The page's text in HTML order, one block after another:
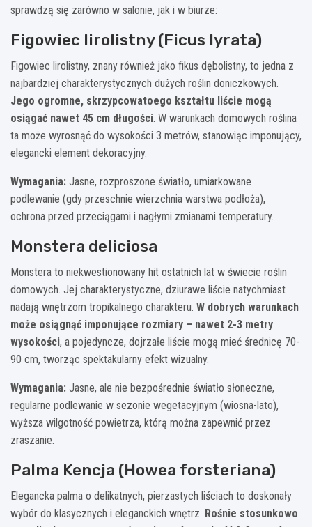
sprawdzą się zarówno w salonie, jak i w biurze:
Figowiec lirolistny (Ficus lyrata)
Figowiec lirolistny, znany również jako fikus dębolistny, to jedna z
najbardziej charakterystycznych dużych roślin doniczkowych.
Jego ogromne, skrzypcowatoego kształtu liście mogą
osiągać nawet 45 cm długości. W warunkach domowych roślina
ta może wyrosnąć do wysokości 3 metrów, stanowiąc imponujący,
elegancki element dekoracyjny.
Wymagania: Jasne, rozproszone światło, umiarkowane
podlewanie (gdy przeschnie wierzchnia warstwa podłoża),
ochrona przed przeciągami i nagłymi zmianami temperatury.
Monstera deliciosa
Monstera to niekwestionowany hit ostatnich lat w świecie roślin
domowych. Jej charakterystyczne, dziurawe liście natychmiast
nadają wnętrzom tropikalnego charakteru. W dobrych warunkach
może osiągnąć imponujące rozmiary – nawet 2-3 metry
wysokości, a pojedyncze, dojrzałe liście mogą mieć średnicę 70-
90 cm, tworząc spektakularny efekt wizualny.
Wymagania: Jasne, ale nie bezpośrednie światło słoneczne,
regularne podlewanie w sezonie wegetacyjnym (wiosna-lato),
wyższa wilgotność powietrza, którą można zapewnić przez
zraszanie.
Palma Kencja (Howea forsteriana)
Elegancka palma o delikatnych, pierzastych liściach to doskonały
wybór do klasycznych i eleganckich wnętrz. Rośnie stosunkowo